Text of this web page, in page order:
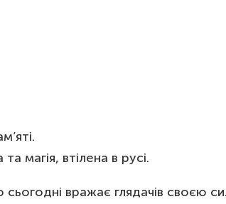
магія, втілена в русі.
сьогодні вражає глядачів своєю